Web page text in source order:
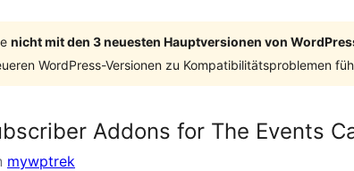
nicht mit den 3 neuesten Hauptversionen von
WordPress-Versionen zu Kompatibilitätsproblemen
Addons for The Events
mywptrek